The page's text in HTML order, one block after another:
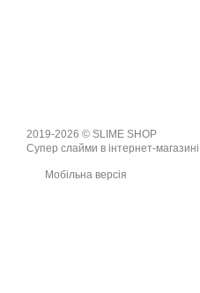
2019-2026 © SLIME SHOP
Супер слайми в інтернет-
Мобільна версія